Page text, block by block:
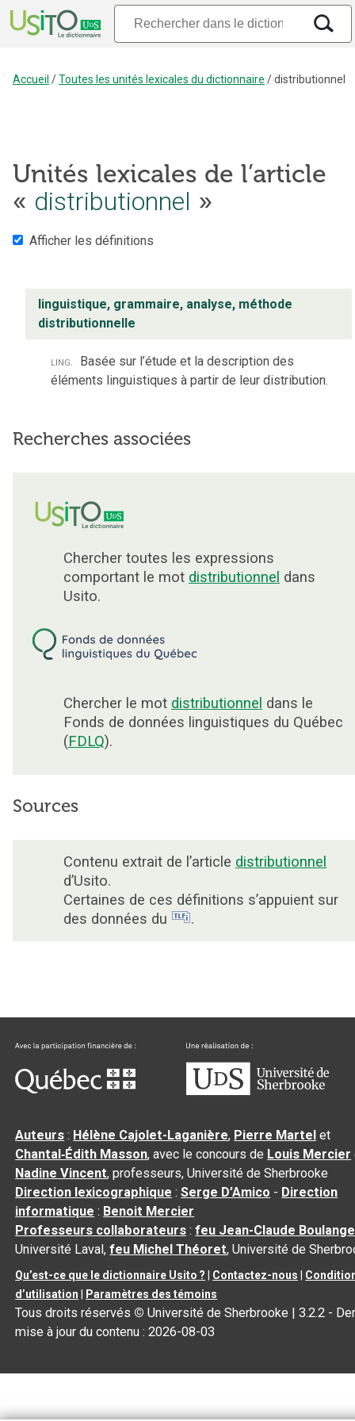
Accueil /Toutes les unités lexicales du dictionnaire /distributionnel
Unités lexicales de l’article
« distributionnel »
Afficher les définitions
linguistique, grammaire, analyse, méthode
distributionnelle
ling. Basée sur l’étude et la description des
éléments linguistiques à partir de leur distribution.
Recherches associées
Chercher toutes les expressions
comportant le mot distributionnel dans
Usito.
Chercher le mot distributionnel dans le
Fonds de données linguistiques du Québec
(FDLQ).
Sources
Contenu extrait de l’article distributionnel
d’Usito.
Certaines de ces définitions s’appuient sur
des données du
.
Auteurs : Hélène Cajolet-Laganière, Pierre Martel et
Chantal‑Édith Masson, avec le concours de Louis Mercier
Nadine Vincent, professeurs, Université de Sherbrooke
Direction lexicographique :Serge D’Amico - Direction
informatique : Benoit Mercier
Professeurs collaborateurs :feu Jean-Claude
Université Laval,feu Michel Théoret, Université de
Qu’est-ce que le dictionnaire Usito ? Contactez-nous
d’utilisation
Paramètres des témoins
Tous droits réservés © Université de Sherbrooke |3.2.2 -
mise à jour du contenu :2026-08-03